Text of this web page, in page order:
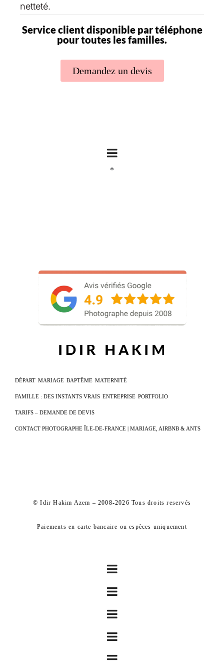
netteté.
Service client disponible par téléphone
pour toutes les familles.
Demandez un devis
*
DÉPART MARIAGE BAPTÊME MATERNITÉ
FAMILLE : DES INSTANTS VRAIS ENTREPRISE PORTFOLIO
TARIFS – DEMANDE DE DEVIS
CONTACT PHOTOGRAPHE ÎLE-DE-FRANCE | MARIAGE, AIRBNB & ANTS
© Idir Hakim Azem – 2008-2026 Tous droits reservés
Paiements en carte bancaire ou espèces uniquement